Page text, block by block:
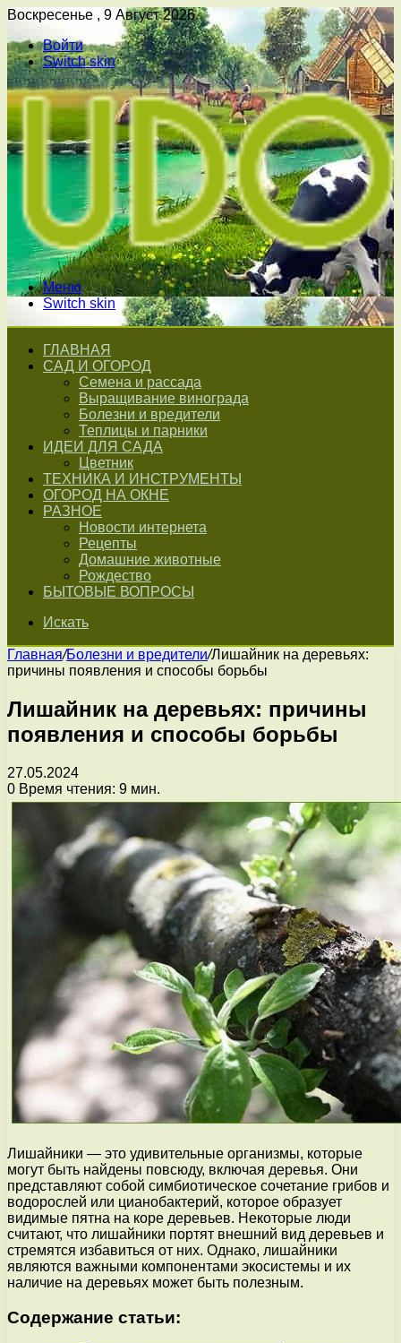
Воскресенье , 9 Август 2026
Войти
Switch skin
Меню
Switch skin
ГЛАВНАЯ
САД И ОГОРОД
Семена и рассада
Выращивание винограда
Болезни и вредители
Теплицы и парники
ИДЕИ ДЛЯ САДА
Цветник
ТЕХНИКА И ИНСТРУМЕНТЫ
ОГОРОД НА ОКНЕ
РАЗНОЕ
Новости интернета
Рецепты
Домашние животные
Рождество
БЫТОВЫЕ ВОПРОСЫ
Искать
Главная/Болезни и вредители/Лишайник на деревьях:
причины появления и способы борьбы
Лишайник на деревьях: причины
появления и способы борьбы
27.05.2024
0 Время чтения: 9 мин.
Лишайники — это удивительные организмы, которые
могут быть найдены повсюду, включая деревья. Они
представляют собой симбиотическое сочетание грибов и
водорослей или цианобактерий, которое образует
видимые пятна на коре деревьев. Некоторые люди
считают, что лишайники портят внешний вид деревьев и
стремятся избавиться от них. Однако, лишайники
являются важными компонентами экосистемы и их
наличие на деревьях может быть полезным.
Содержание статьи: